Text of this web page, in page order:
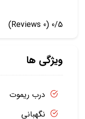
0/5
(0 Reviews)
ویژگی ها
درب ریموت
نگهبانی